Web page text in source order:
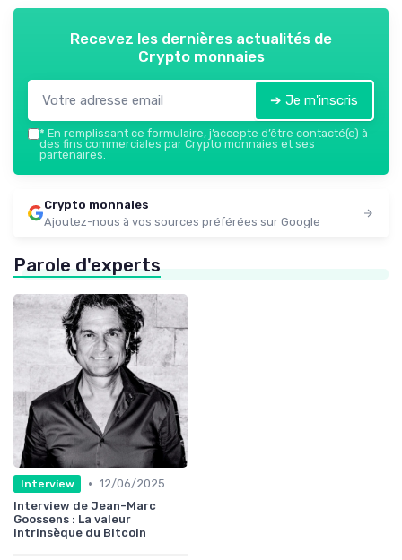
Recevez les dernières actualités de
Crypto monnaies
➔ Je m'inscris
* En remplissant ce formulaire, j’accepte d’être contacté(e) à
des fins commerciales par Crypto monnaies et ses
partenaires.
Crypto monnaies
Ajoutez-nous à vos sources préférées sur Google
Parole d'experts
Interview • 12/06/2025
Interview de Jean-Marc
Goossens : La valeur
intrinsèque du Bitcoin